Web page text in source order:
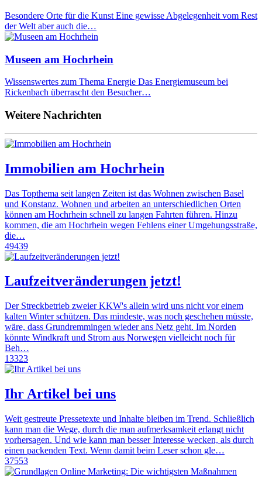
Besondere Orte für die Kunst Eine gewisse Abgelegenheit vom Rest
der Welt aber auch die…
Museen am Hochrhein
Wissenswertes zum Thema Energie Das Energiemuseum bei
Rickenbach überrascht den Besucher…
Weitere Nachrichten
Immobilien am Hochrhein
Das Topthema seit langen Zeiten ist das Wohnen zwischen Basel
und Konstanz. Wohnen und arbeiten an unterschiedlichen Orten
können am Hochrhein schnell zu langen Fahrten führen. Hinzu
kommen, die am Hochrhein wegen Fehlens einer Umgehungsstraße,
die…
49439
Laufzeitveränderungen jetzt!
Der Streckbetrieb zweier KKW's allein wird uns nicht vor einem
kalten Winter schützen. Das mindeste, was noch geschehen müsste,
wäre, dass Grundremmingen wieder ans Netz geht. Im Norden
könnte Windkraft und Strom aus Norwegen vielleicht noch für
Beh…
13323
Ihr Artikel bei uns
Weit gestreute Pressetexte und Inhalte bleiben im Trend. Schließlich
kann man die Wege, durch die man aufmerksamkeit erlangt nicht
vorhersagen. Und wie kann man besser Interesse wecken, als durch
einen packenden Text. Wenn damit beim Leser schon gle…
37553